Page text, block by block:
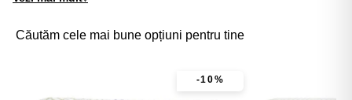
Căutăm cele mai bune opțiuni pentru tine
-10%